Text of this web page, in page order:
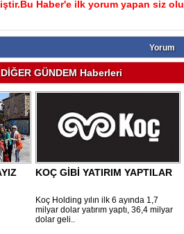
Haber'e ilk yorum yapan siz
Yorum
GÜNDEM Haberleri
KOÇ GİBİ YATIRIM YAPTILAR
Koç Holding yılın ilk 6 ayında 1,7
milyar dolar yatırım yaptı, 36,4 milyar
dolar geli..